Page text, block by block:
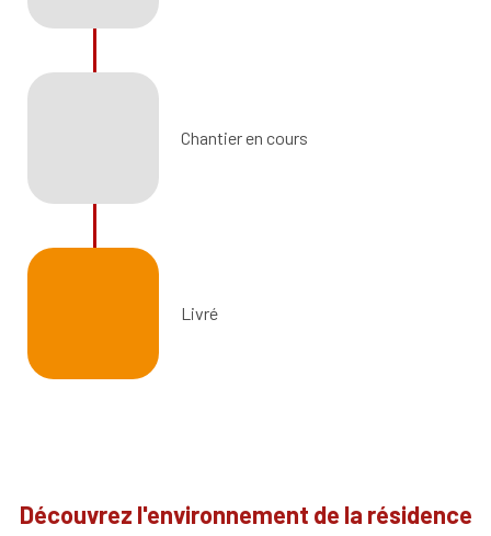
Chantier en cours
Livré
Découvrez l'environnement de la résidence